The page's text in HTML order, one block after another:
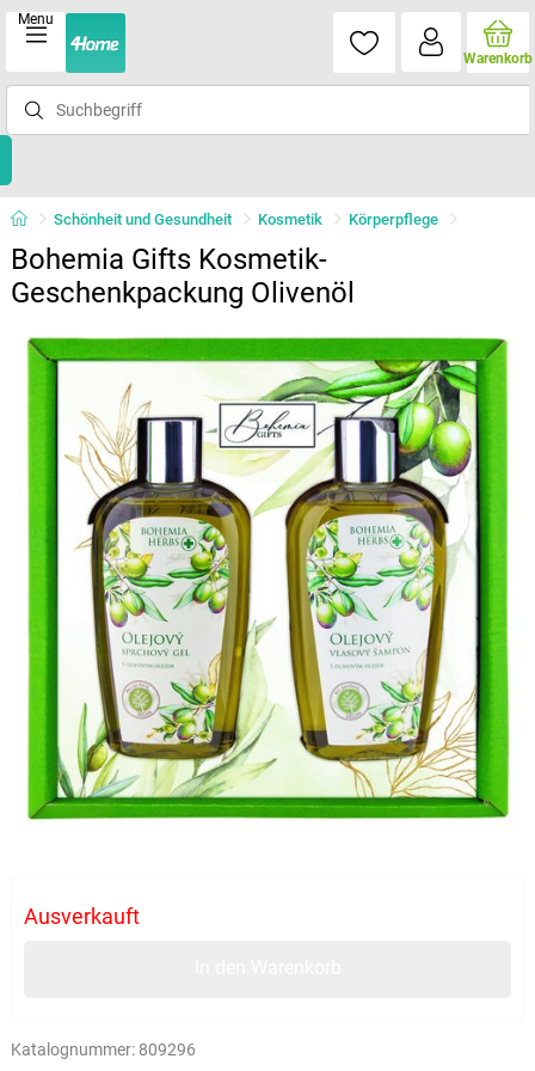
Menu
Warenkorb
Schönheit und Gesundheit Kosmetik Körperpflege
Bohemia Gifts Kosmetik-
Geschenkpackung Olivenöl
Ausverkauft
Katalognummer: 809296